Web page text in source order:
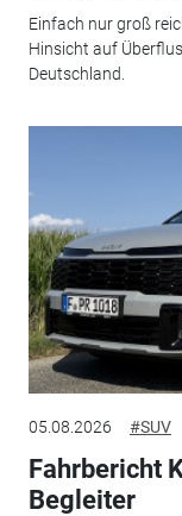
Einfach nur groß
Hinsicht auf
Deutschland.
05.08.2026 #SUV
Fahrbericht
Begleiter